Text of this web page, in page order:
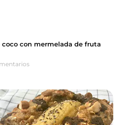
con mermelada de fruta